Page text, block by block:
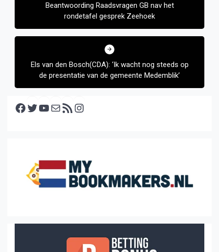
Beantwoording Raadsvragen GB nav het
rondetafel gesprek Zeehoek
Els van den Bosch(CDA): ‘Ik wacht nog steeds op
de presentatie van de gemeente Medemblik’
Facebook Twitter YouTube E-mail RSS feed